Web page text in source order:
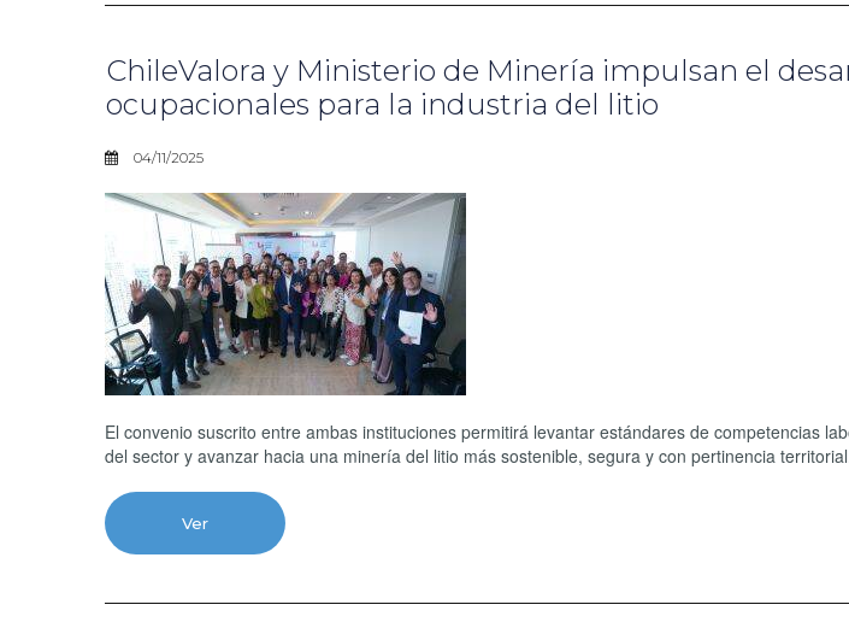
ChileValora y Ministerio de Minería impulsan el
ocupacionales para la industria del litio
04/11/2025
El convenio suscrito entre ambas instituciones permitirá levantar estándares de competencias
del sector y avanzar hacia una minería del litio más sostenible, segura y con pertinencia
Ver